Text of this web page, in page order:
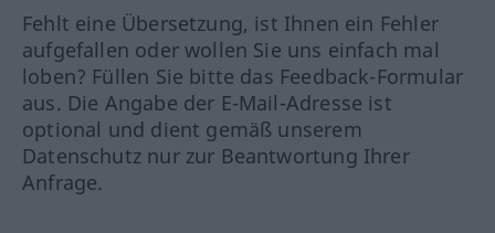
Fehlt eine Übersetzung, ist Ihnen ein Fehler
aufgefallen oder wollen Sie uns einfach mal
loben? Füllen Sie bitte das Feedback-Formular
aus. Die Angabe der E-Mail-Adresse ist
optional und dient gemäß unserem
Datenschutz nur zur Beantwortung Ihrer
Anfrage.